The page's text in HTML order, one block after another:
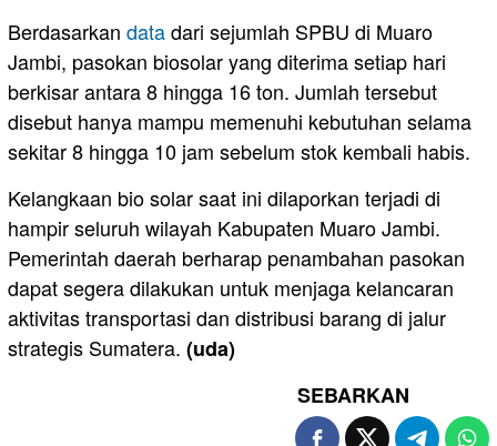
Berdasarkan datadari sejumlah SPBU di Muaro
Jambi, pasokan biosolar yang diterima setiap hari
berkisar antara 8 hingga 16 ton. Jumlah tersebut
disebut hanya mampu memenuhi kebutuhan selama
sekitar 8 hingga 10 jam sebelum stok kembali habis.
Kelangkaan bio solar saat ini dilaporkan terjadi di
hampir seluruh wilayah Kabupaten Muaro Jambi.
Pemerintah daerah berharap penambahan pasokan
dapat segera dilakukan untuk menjaga kelancaran
aktivitas transportasi dan distribusi barang di jalur
strategis Sumatera. (uda)
SEBARKAN